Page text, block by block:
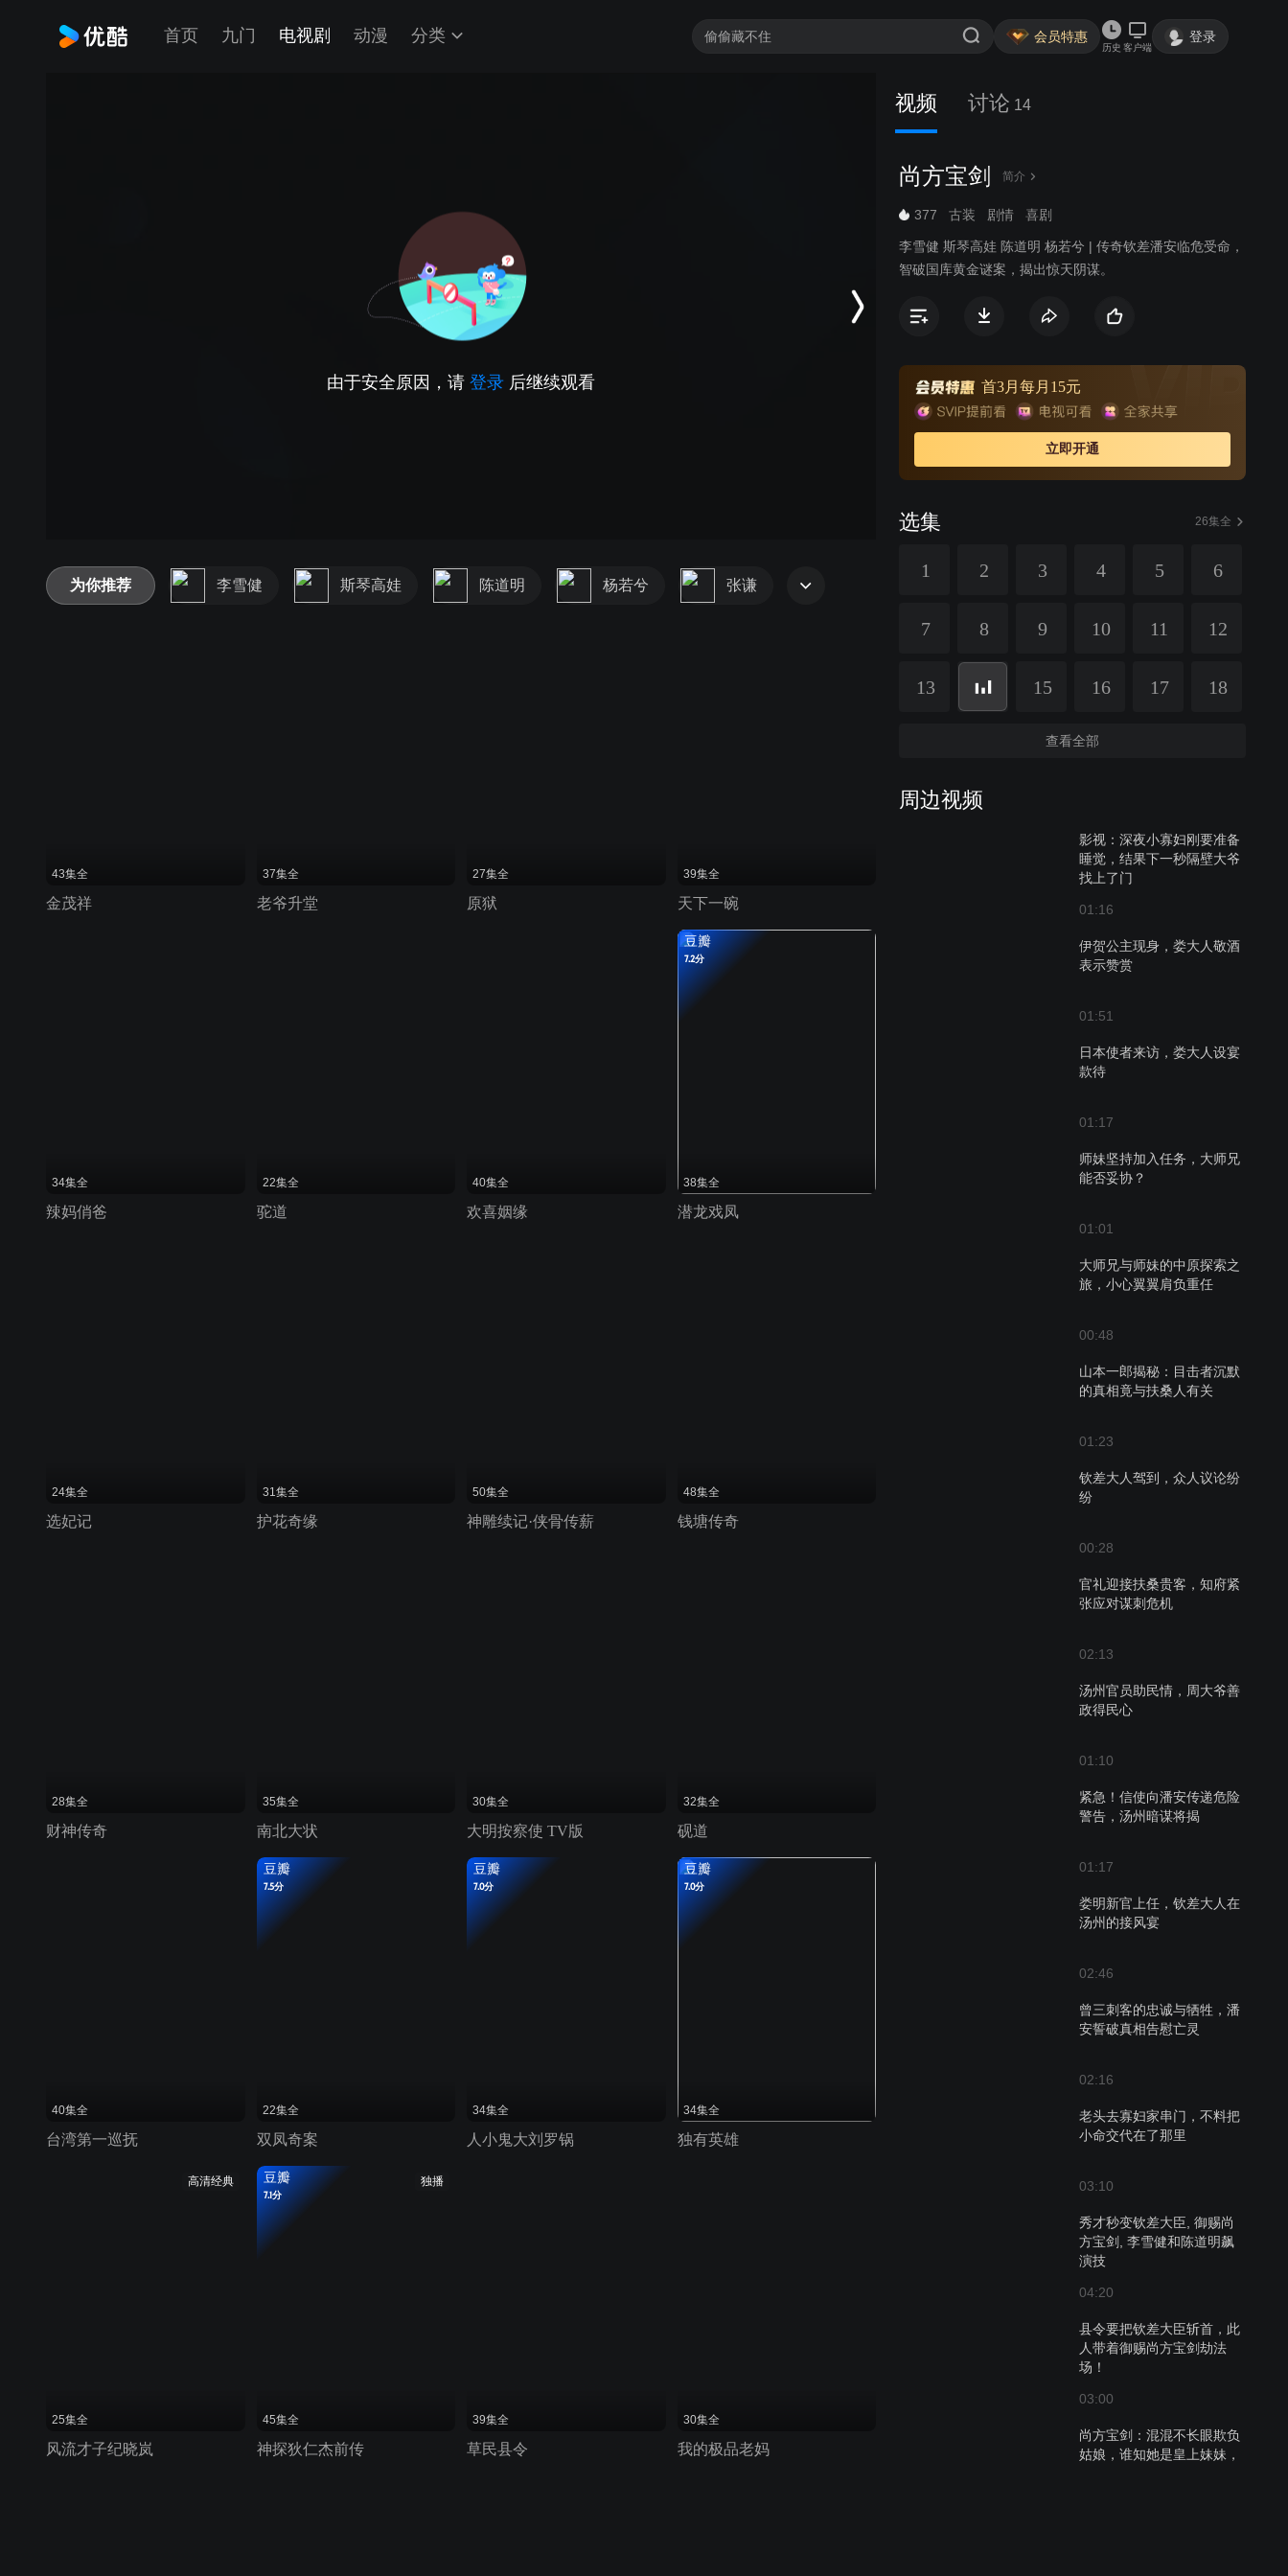
首页 九门 电视剧 动漫 分类 会员特惠
历史 客户端
登录
由于安全原因，请 登录 后继续观看
视频 讨论 14
尚方宝剑 简介
377 古装 剧情 喜剧
李雪健 斯琴高娃 陈道明 杨若兮 | 传奇钦差潘安临危受命，
智破国库黄金谜案，揭出惊天阴谋。
首3月每月15元
立即开通
选集 26集全
1 2 3 4 5 6
7 8 9 10 11 12
13 15 16 17 18
查看全部
周边视频
影视：深夜小寡妇刚要准备
睡觉，结果下一秒隔壁大爷
找上了门
01:16
伊贺公主现身，娄大人敬酒
表示赞赏
01:51
日本使者来访，娄大人设宴
款待
01:17
师妹坚持加入任务，大师兄
能否妥协？
01:01
大师兄与师妹的中原探索之
旅，小心翼翼肩负重任
00:48
山本一郎揭秘：目击者沉默
的真相竟与扶桑人有关
01:23
钦差大人驾到，众人议论纷
纷
00:28
官礼迎接扶桑贵客，知府紧
张应对谋刺危机
02:13
汤州官员助民情，周大爷善
政得民心
01:10
紧急！信使向潘安传递危险
警告，汤州暗谋将揭
01:17
娄明新官上任，钦差大人在
汤州的接风宴
02:46
曾三刺客的忠诚与牺牲，潘
安誓破真相告慰亡灵
02:16
老头去寡妇家串门，不料把
小命交代在了那里
03:10
秀才秒变钦差大臣, 御赐尚
方宝剑, 李雪健和陈道明飙
演技
04:20
县令要把钦差大臣斩首，此
人带着御赐尚方宝剑劫法
场！
03:00
尚方宝剑：混混不长眼欺负
姑娘，谁知她是皇上妹妹，
为你推荐 李雪健 斯琴高娃 陈道明 杨若兮 张谦
43集全
金茂祥
37集全
老爷升堂
27集全
原狱
39集全
天下一碗
34集全
辣妈俏爸
22集全
驼道
40集全
欢喜姻缘
豆瓣
7.2分
38集全
潜龙戏凤
24集全
选妃记
31集全
护花奇缘
50集全
神雕续记·侠骨传薪
48集全
钱塘传奇
28集全
财神传奇
35集全
南北大状
30集全
大明按察使 TV版
32集全
砚道
40集全
台湾第一巡抚
豆瓣
7.5分
22集全
双凤奇案
豆瓣
7.0分
34集全
人小鬼大刘罗锅
豆瓣
7.0分
34集全
独有英雄
高清经典
25集全
风流才子纪晓岚
独播
豆瓣
7.1分
45集全
神探狄仁杰前传
39集全
草民县令
30集全
我的极品老妈